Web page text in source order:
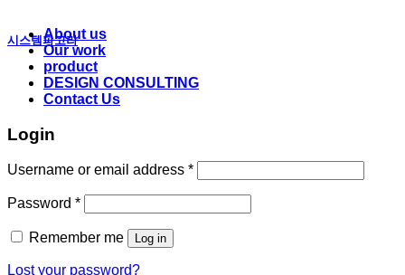
시스템파고라
About us
Our work
product
DESIGN CONSULTING
Contact Us
Login
Username or email address *
Password *
Remember me Log in
Lost your password?